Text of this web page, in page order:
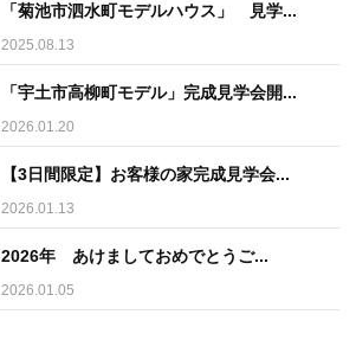
「菊池市泗水町モデルハウス」 見学...
2025.08.13
「宇土市高柳町モデル」完成見学会開...
2026.01.20
【3日間限定】お客様の家完成見学会...
2026.01.13
2026年 あけましておめでとうご...
2026.01.05